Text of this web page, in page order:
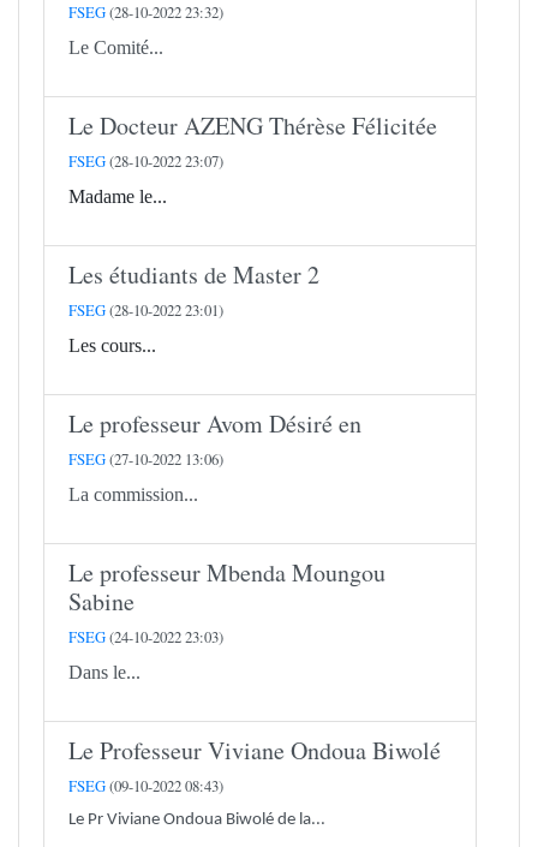
FSEG(28-10-2022 23:32)
Le Comité...
Le Docteur AZENG Thérèse Félicitée
FSEG(28-10-2022 23:07)
Madame le...
Les étudiants de Master 2
FSEG(28-10-2022 23:01)
Les cours...
Le professeur Avom Désiré en
FSEG(27-10-2022 13:06)
La commission...
Le professeur Mbenda Moungou
Sabine
FSEG(24-10-2022 23:03)
Dans le...
Le Professeur Viviane Ondoua Biwolé
FSEG(09-10-2022 08:43)
Le Pr Viviane Ondoua Biwolé de la...